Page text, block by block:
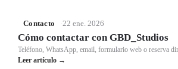
Contacto 22 ene. 2026
Cómo contactar con GBD_Studios
Teléfono, WhatsApp, email, formulario web o reserva
Leer artículo →